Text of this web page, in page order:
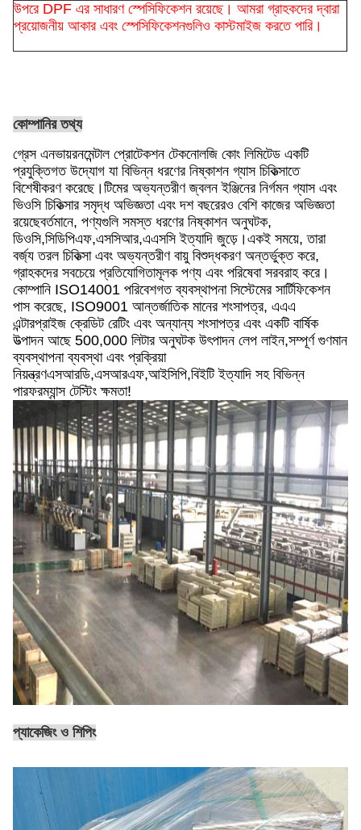
উপরে DPF এর সাধারণ স্পেসিফিকেশন রয়েছে। আমরা গ্রাহকদের দ্বারা
প্রয়োজনীয় আকার এবং স্পেসিফিকেশনগুলিও কাস্টমাইজ করতে পারি।
কোম্পানির তথ্য
গ্রেস এনভায়রনমেন্টাল প্রোটেকশন টেকনোলজি কোং লিমিটেড একটি
প্রযুক্তিগত উদ্যোগ যা বিভিন্ন ধরণের নিষ্কাশন গ্যাস চিকিত্সাতে
বিশেষীকরণ করেছে।টিমের অভ্যন্তরীণ জ্বলন ইঞ্জিনের নির্গমন গ্যাস এবং
ভিওসি চিকিত্সার সমৃদ্ধ অভিজ্ঞতা এবং দশ বছরেরও বেশি কাজের অভিজ্ঞতা
রয়েছেবর্তমানে, পণ্যগুলি সমস্ত ধরণের নিষ্কাশন অনুঘটক,
ডিওসি,সিডিপিএফ,এসসিআর,এএসসি ইত্যাদি জুড়ে।একই সময়ে, তারা
বর্জ্য তরল চিকিত্সা এবং অভ্যন্তরীণ বায়ু বিশুদ্ধকরণ অন্তর্ভুক্ত করে,
গ্রাহকদের সবচেয়ে প্রতিযোগিতামূলক পণ্য এবং পরিষেবা সরবরাহ করে।
কোম্পানি ISO14001 পরিবেশগত ব্যবস্থাপনা সিস্টেমের সার্টিফিকেশন
পাস করেছে, ISO9001 আন্তর্জাতিক মানের শংসাপত্র, এএএ
এন্টারপ্রাইজ ক্রেডিট রেটিং এবং অন্যান্য শংসাপত্র এবং একটি বার্ষিক
উত্পাদন আছে 500,000 লিটার অনুঘটক উৎপাদন লেপ লাইন,সম্পূর্ণ গুণমান
ব্যবস্থাপনা ব্যবস্থা এবং প্রক্রিয়া
নিয়ন্ত্রণএসআরডি,এসআরএফ,আইসিপি,বিইটি ইত্যাদি সহ বিভিন্ন
পারফরম্যান্স টেস্টিং ক্ষমতা!
প্যাকেজিং ও শিপিং